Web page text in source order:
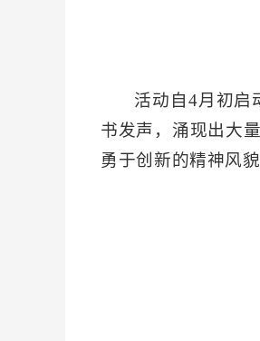
活动自4月初启
书发声，涌现出大
勇于创新的精神风